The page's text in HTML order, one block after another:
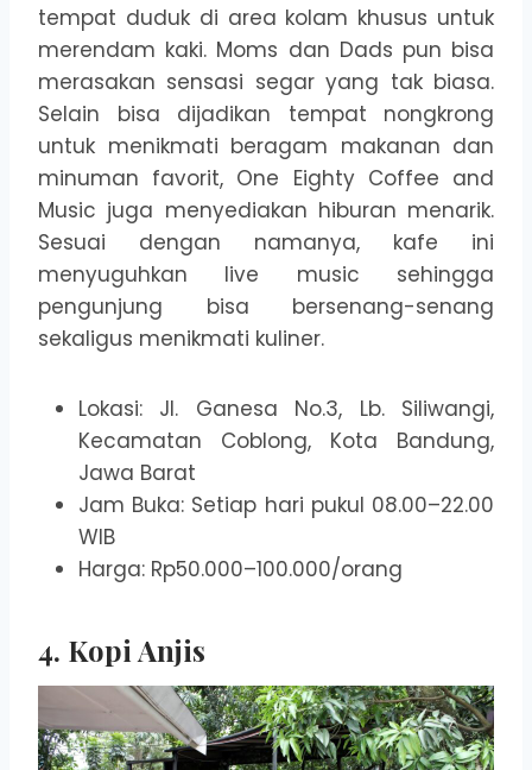
tempat duduk di area kolam khusus untuk
merendam kaki. Moms dan Dads pun bisa
merasakan sensasi segar yang tak biasa.
Selain bisa dijadikan tempat nongkrong
untuk menikmati beragam makanan dan
minuman favorit, One Eighty Coffee and
Music juga menyediakan hiburan menarik.
Sesuai dengan namanya, kafe ini
menyuguhkan live music sehingga
pengunjung bisa bersenang-senang
sekaligus menikmati kuliner.
Lokasi: Jl. Ganesa No.3, Lb. Siliwangi,
Kecamatan Coblong, Kota Bandung,
Jawa Barat
Jam Buka: Setiap hari pukul 08.00–22.00
WIB
Harga: Rp50.000–100.000/orang
4. Kopi Anjis